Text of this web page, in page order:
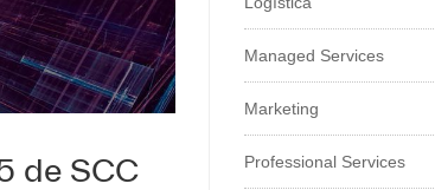
de SCC
Managed Services
Marketing
Professional Services